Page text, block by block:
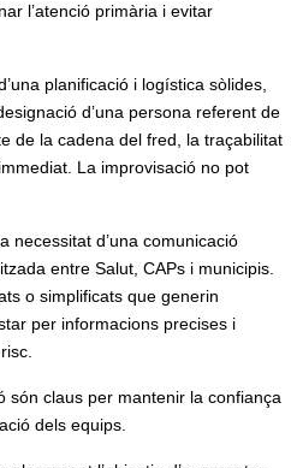
l’atenció primària i evitar
planificació i logística sòlides,
d’una persona referent de
de la cadena del fred, la traçabilitat
La improvisació no pot
necessitat d’una comunicació
entre Salut, CAPs i municipis.
o simplificats que generin
per informacions precises i
són claus per mantenir la confiança
dels equips.